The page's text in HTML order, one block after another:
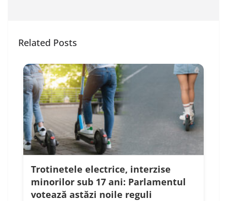
Related Posts
Trotinetele electrice, interzise
minorilor sub 17 ani: Parlamentul
votează astăzi noile reguli